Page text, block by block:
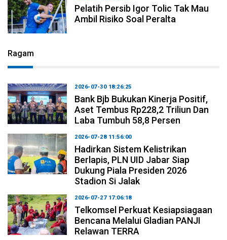
Pelatih Persib Igor Tolic Tak Mau
Ambil Risiko Soal Peralta
Ragam
2026-07-30 18:26:25
Bank Bjb Bukukan Kinerja Positif,
Aset Tembus Rp228,2 Triliun Dan
Laba Tumbuh 58,8 Persen
2026-07-28 11:56:00
Hadirkan Sistem Kelistrikan
Berlapis, PLN UID Jabar Siap
Dukung Piala Presiden 2026
Stadion Si Jalak
2026-07-27 17:06:18
Telkomsel Perkuat Kesiapsiagaan
Bencana Melalui Gladian PANJI
Relawan TERRA